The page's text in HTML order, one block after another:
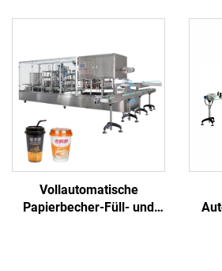
Gelee, Honig, Eiscreme,
Fabrikpreis
Vollautomatische
Papierbecher-Füll- und